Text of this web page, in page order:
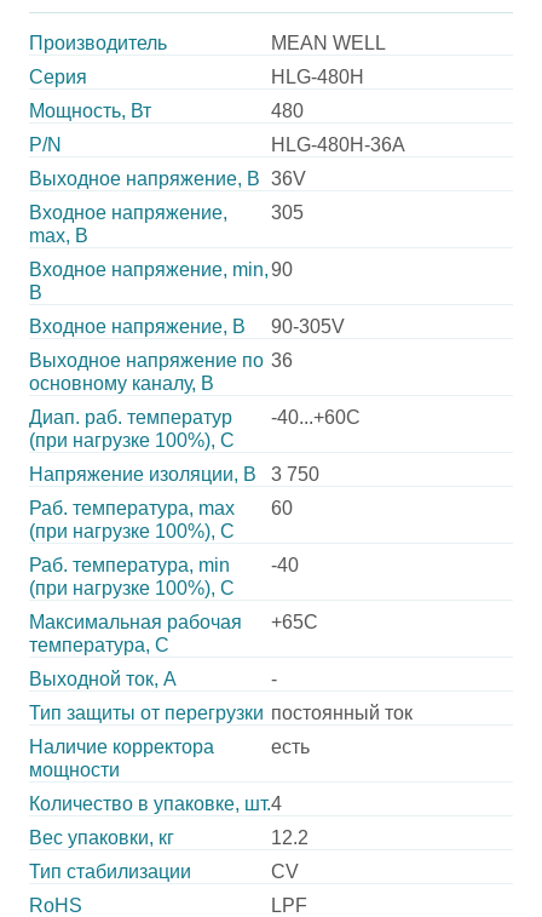
Производитель
MEAN WELL
Серия
HLG-480H
Мощность, Вт
480
P/N
HLG-480H-36A
Выходное напряжение, В 36V
Входное напряжение,
max, В
305
Входное напряжение, min,
В
90
Входное напряжение, В
90-305V
Выходное напряжение по
основному каналу, В
36
Диап. раб. температур
(при нагрузке 100%), C
-40...+60C
Напряжение изоляции, В
3 750
Раб. температура, max
(при нагрузке 100%), C
60
Раб. температура, min
(при нагрузке 100%), C
-40
Максимальная рабочая
температура, C
+65C
Выходной ток, А
-
Тип защиты от перегрузки постоянный ток
Наличие корректора
мощности
есть
Количество в упаковке, шт.4
Вес упаковки, кг
12.2
Тип стабилизации
CV
RoHS
LPF